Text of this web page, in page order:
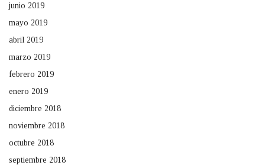
junio 2019
mayo 2019
abril 2019
marzo 2019
febrero 2019
enero 2019
diciembre 2018
noviembre 2018
octubre 2018
septiembre 2018